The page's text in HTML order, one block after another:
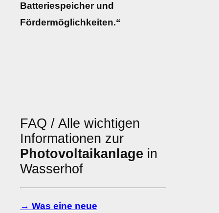
Batteriespeicher und
Fördermöglichkeiten.“
FAQ / Alle wichtigen
Informationen zur
Photovoltaikanlage in
Wasserhof
→ Was eine neue